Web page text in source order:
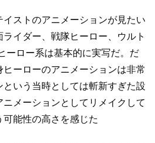
ストのアニメーションが見たい
ライダー、戦隊ヒーロー、ウルト
ーロー系は基本的に実写だ。 だ
ーローのアニメーションは非常
という当時としては斬新すぎた設
ニメーションとしてリメイクして
可能性の高さを感じた